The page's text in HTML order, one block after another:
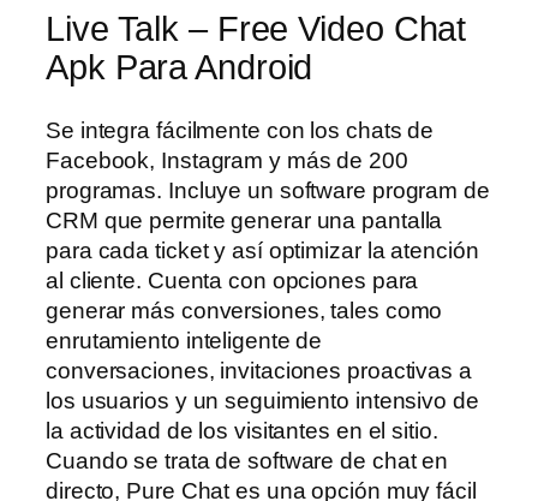
Live Talk – Free Video Chat
Apk Para Android
Se integra fácilmente con los chats de
Facebook, Instagram y más de 200
programas. Incluye un software program de
CRM que permite generar una pantalla
para cada ticket y así optimizar la atención
al cliente. Cuenta con opciones para
generar más conversiones, tales como
enrutamiento inteligente de
conversaciones, invitaciones proactivas a
los usuarios y un seguimiento intensivo de
la actividad de los visitantes en el sitio.
Cuando se trata de software de chat en
directo, Pure Chat es una opción muy fácil